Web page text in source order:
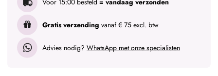
Gratis verzending vanaf € 75 excl. btw
Advies nodig? WhatsApp met onze specialisten